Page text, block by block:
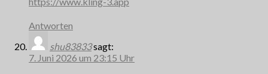
Antworten
shu83833sagt:
7. Juni 2026 um 23:15 Uhr